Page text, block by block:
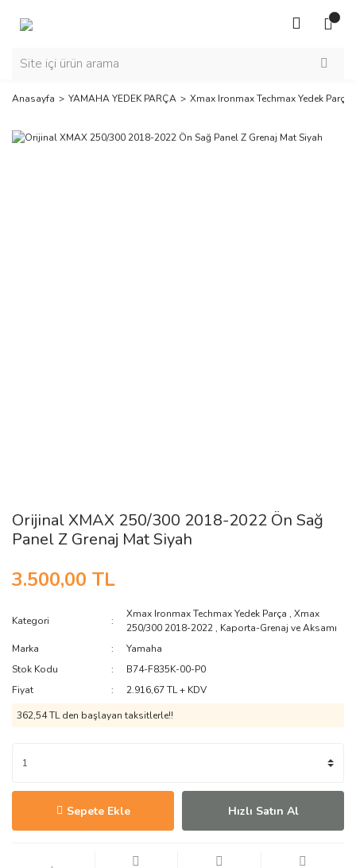
Anasayfa YAMAHA YEDEK PARÇA Xmax Ironmax Techmax Yedek Parça
Orijinal XMAX 250/300 2018-2022 Ön Sağ
Panel Z Grenaj Mat Siyah
3.500,00 TL
Kategori
Xmax Ironmax Techmax Yedek Parça ,Xmax
250/300 2018-2022 , Kaporta-Grenaj ve Aksamı
Marka
Yamaha
Stok Kodu
B74-F835K-00-P0
Fiyat
2.916,67 TL + KDV
362,54 TL den başlayan taksitlerle!!
Sepete Ekle Hızlı Satın Al